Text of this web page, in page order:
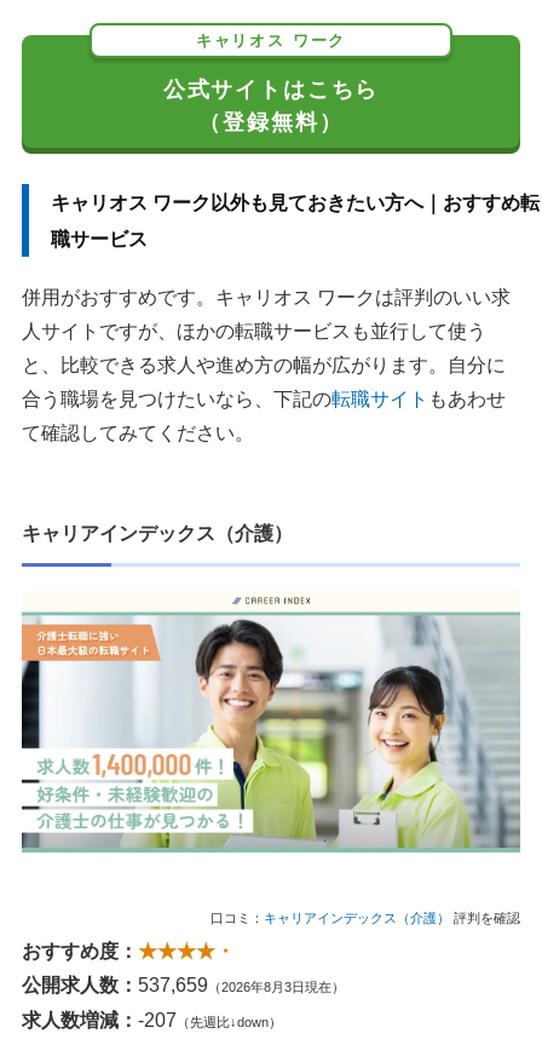
キャリオス ワーク
公式サイトはこちら
（登録無料）
キャリオス ワーク以外も見ておきたい方へ｜おすすめ転
職サービス
併用がおすすめです。キャリオス ワークは評判のいい求
人サイトですが、ほかの転職サービスも並行して使う
と、比較できる求人や進め方の幅が広がります。自分に
合う職場を見つけたいなら、下記の転職サイト もあわせ
て確認してみてください。
キャリアインデックス（介護）
口コミ： キャリアインデックス（介護） 評判を確認
おすすめ度： ★★★★・
公開求人数： 537,659 （2026年8月3日現在）
求人数増減： -207 （先週比↓down）